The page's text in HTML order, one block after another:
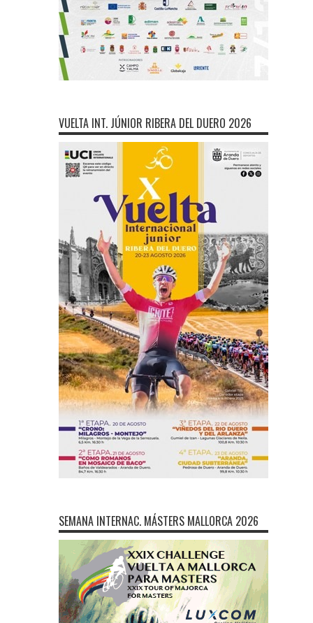
VUELTA INT. JÚNIOR RIBERA DEL DUERO 2026
SEMANA INTERNAC. MÁSTERS MALLORCA 2026